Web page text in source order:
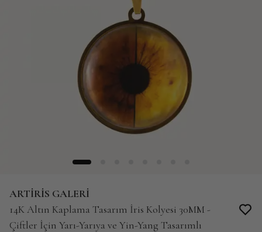
ARTİRİS GALERİ
14K Altın Kaplama Tasarım İris Kolyesi 30MM -
Çiftler İçin Yarı-Yarıya ve Yin-Yang Tasarımlı